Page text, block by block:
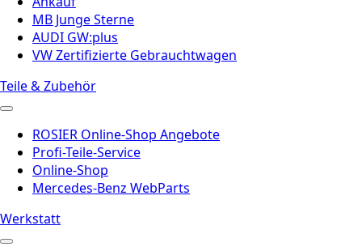
MB Junge Sterne
AUDI GW:plus
VW Zertifizierte Gebrauchtwagen
Teile & Zubehör
ROSIER Online-Shop Angebote
Profi-Teile-Service
Online-Shop
Mercedes-Benz WebParts
Werkstatt